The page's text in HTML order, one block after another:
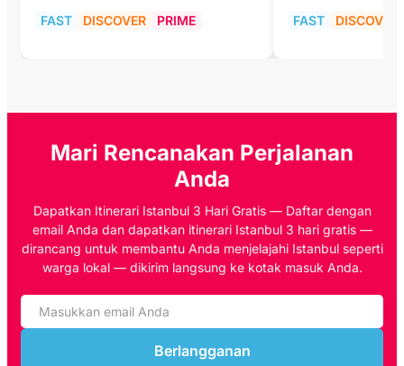
FAST DISCOVER PRIME FAST DISCOVER
Mari Rencanakan Perjalanan
Anda
Dapatkan Itinerari Istanbul 3 Hari Gratis — Daftar dengan
email Anda dan dapatkan itinerari Istanbul 3 hari gratis —
dirancang untuk membantu Anda menjelajahi Istanbul seperti
warga lokal — dikirim langsung ke kotak masuk Anda.
Berlangganan